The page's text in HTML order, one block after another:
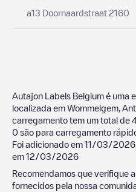
a13 Doornaardstraat 2160
Autajon Labels Belgium é uma
localizada em Wommelgem
carregamento tem um total de
0 são para carregamento
Foi adicionado em 11/03/2026
em 12/03/2026
Recomendamos que verifique
fornecidos pela nossa